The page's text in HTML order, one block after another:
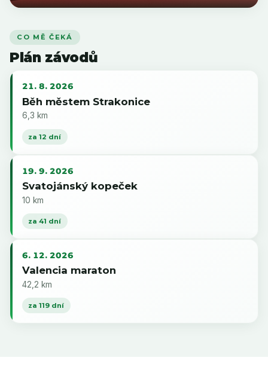
CO MĚ ČEKÁ
Plán závodů
21. 8. 2026
Běh městem Strakonice
6,3 km
za 12 dní
19. 9. 2026
Svatojánský kopeček
10 km
za 41 dní
6. 12. 2026
Valencia maraton
42,2 km
za 119 dní